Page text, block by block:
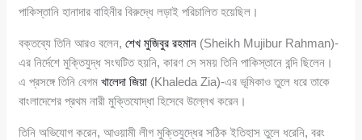
পাকিস্তানি হানাদার বাহিনীর বিরুদ্ধে লড়াই পরিচালিত হয়েছিল।
বক্তব্যে তিনি আরও বলেন,শেখ মুজিবুর রহমান (Sheikh Mujibur Rahman)-
এর নির্দেশে মুক্তিযুদ্ধ সংঘটিত হয়নি, কারণ সে সময় তিনি পাকিস্তানে বন্দি ছিলেন।
এ প্রসঙ্গে তিনি বেগমখালেদা জিয়া (Khaleda Zia)-এর ভূমিকাও তুলে ধরে তাকে
বাংলাদেশের প্রথম নারী মুক্তিযোদ্ধা হিসেবে উল্লেখ করেন।
তিনি অভিযোগ করেন, আওয়ামী লীগ মুক্তিযুদ্ধের সঠিক ইতিহাস তুলে ধরেনি, বরং